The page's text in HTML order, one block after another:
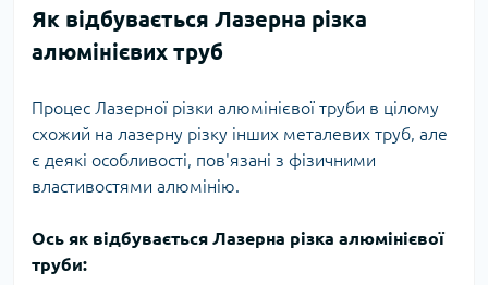
Як відбувається Лазерна різка
алюмінієвих труб
Процес Лазерної різки алюмінієвої труби в цілому
схожий на лазерну різку інших металевих труб, але
є деякі особливості, пов'язані з фізичними
властивостями алюмінію.
Ось як відбувається Лазерна різка алюмінієвої
труби: